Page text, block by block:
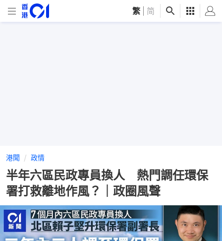
繁 简
港聞 政情
半年六區民政專員換人 熱門調任環保
署打救離地作風？｜政圈風聲